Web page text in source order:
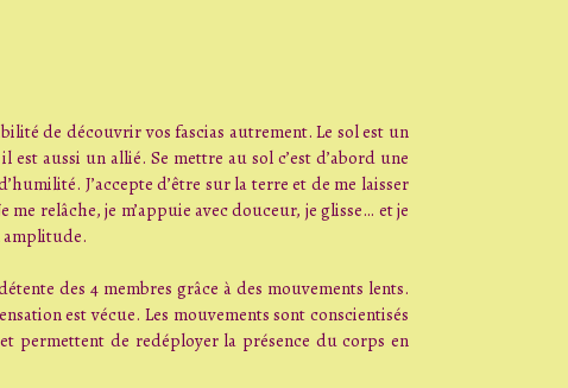
de découvrir vos fascias autrement. Le sol est un
est aussi un allié. Se mettre au sol c’est d’abord une
J’accepte d’être sur la terre et de me laisser
me relâche, je m’appuie avec douceur, je glisse… et je
amplitude.
des 4 membres grâce à des mouvements lents.
est vécue. Les mouvements sont conscientisés
permettent de redéployer la présence du corps en